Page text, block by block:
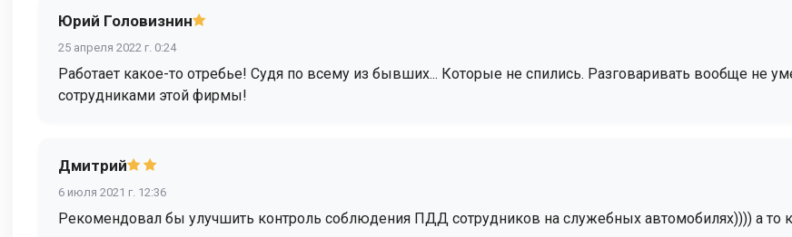
Юрий Головизнин
25 апреля 2022 г. 0:24
Работает какое-то отребье! Судя по всему из бывших... Которые не спились. Разговаривать вообще не
сотрудниками этой фирмы!
Дмитрий
6 июля 2021 г. 12:36
Рекомендовал бы улучшить контроль соблюдения ПДД сотрудников на служебных автомобилях)))) а то